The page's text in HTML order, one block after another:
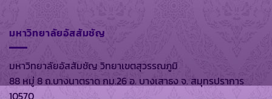
มหาวิทยาลัยอัสสัมชัญ
มหาวิทยาลัยอัสสัมชัญ วิทยาเขตสุวรรณภูมิ
88 หมู่ 8 ถ.บางนาตราด กม.26 อ. บางเสาธง จ. สมุทรปราการ